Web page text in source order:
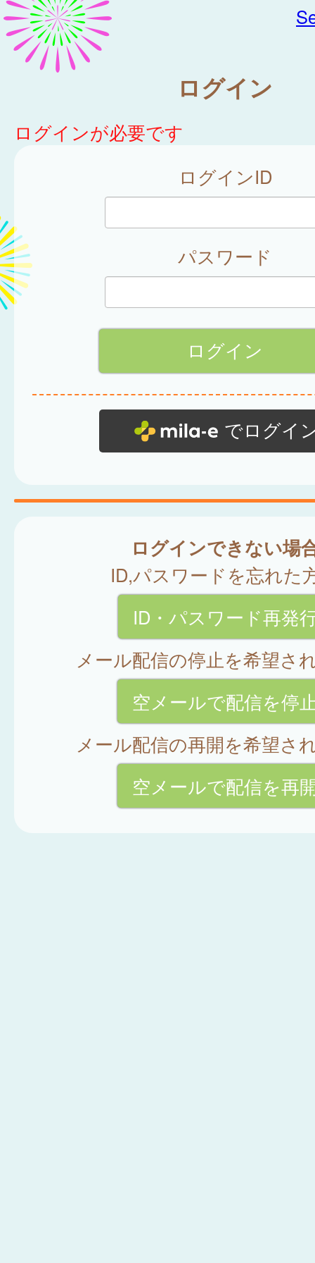
ログイン
ログインが必要です
ログインID
パスワード
でログイ
ログインできない場
ID,パスワードを忘れた
ID・パスワード再発
メール配信の停止を希望さ
空メールで配信を停
メール配信の再開を希望さ
空メールで配信を再